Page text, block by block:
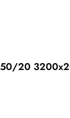
20